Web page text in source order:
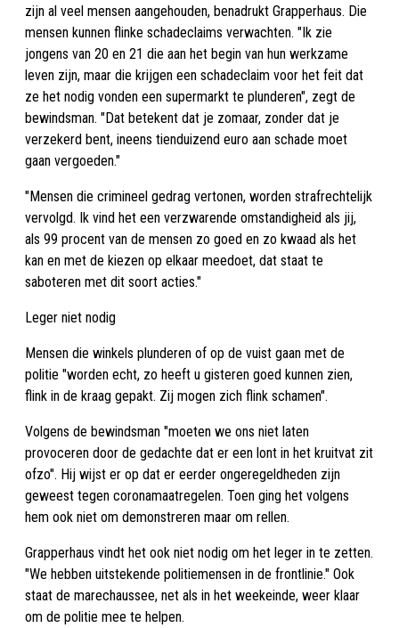
zijn al veel mensen aangehouden, benadrukt Grapperhaus. Die
mensen kunnen flinke schadeclaims verwachten. "Ik zie
jongens van 20 en 21 die aan het begin van hun werkzame
leven zijn, maar die krijgen een schadeclaim voor het feit dat
ze het nodig vonden een supermarkt te plunderen", zegt de
bewindsman. "Dat betekent dat je zomaar, zonder dat je
verzekerd bent, ineens tienduizend euro aan schade moet
gaan vergoeden."
"Mensen die crimineel gedrag vertonen, worden strafrechtelijk
vervolgd. Ik vind het een verzwarende omstandigheid als jij,
als 99 procent van de mensen zo goed en zo kwaad als het
kan en met de kiezen op elkaar meedoet, dat staat te
saboteren met dit soort acties."
Leger niet nodig
Mensen die winkels plunderen of op de vuist gaan met de
politie "worden echt, zo heeft u gisteren goed kunnen zien,
flink in de kraag gepakt. Zij mogen zich flink schamen".
Volgens de bewindsman "moeten we ons niet laten
provoceren door de gedachte dat er een lont in het kruitvat zit
ofzo". Hij wijst er op dat er eerder ongeregeldheden zijn
geweest tegen coronamaatregelen. Toen ging het volgens
hem ook niet om demonstreren maar om rellen.
Grapperhaus vindt het ook niet nodig om het leger in te zetten.
"We hebben uitstekende politiemensen in de frontlinie." Ook
staat de marechaussee, net als in het weekeinde, weer klaar
om de politie mee te helpen.